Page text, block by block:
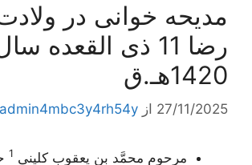
مدیحه خوانی در
رضا 11 ذی القعده
1420هـ.ق
27/11/2025 از admin4mbc3y4rh54y
مرحوم محمَّد بن يعقوب كلينى 1